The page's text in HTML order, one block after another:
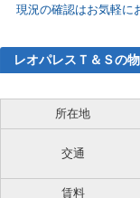
現況の確認はお気軽に
レオパレスＴ＆Ｓの
所在地
交通
賃料